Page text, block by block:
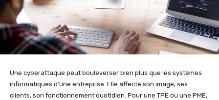
Une cyberattaque peut bouleverser bien plus que les systèmes
informatiques d’une entreprise. Elle affecte son image, ses
clients, son fonctionnement quotidien. Pour une TPE ou une PME,